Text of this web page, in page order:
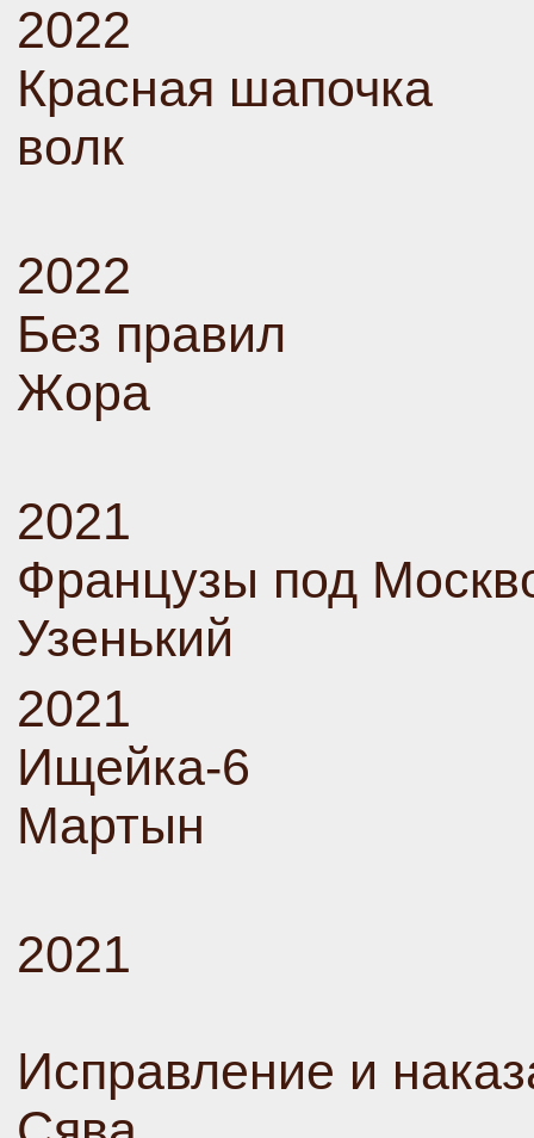
2022
Красная шапочка
волк
2022
Без правил
Жора
2021
Французы под
Узенький
2021
Ищейка-6
Мартын
2021
Исправление и